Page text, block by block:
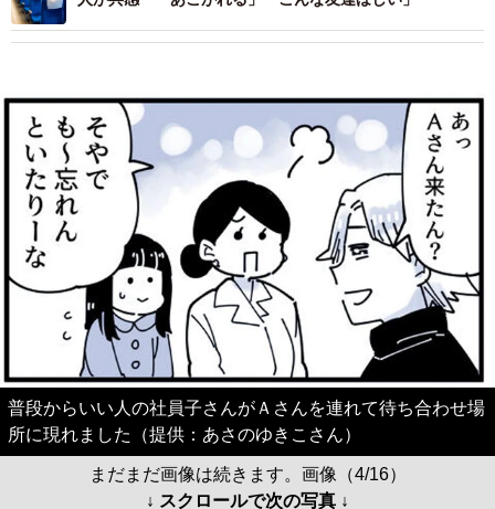
普段からいい人の社員子さんがＡさんを連れて待ち合わせ場
所に現れました（提供：あさのゆきこさん）
まだまだ画像は続きます。画像（4/16）
↓ スクロールで次の写真 ↓